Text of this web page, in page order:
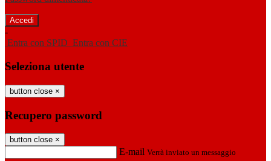
-
Entra con SPID Entra con CIE
Seleziona utente
button close ×
Recupero password
button close ×
E-mail Verrà inviato un messaggio